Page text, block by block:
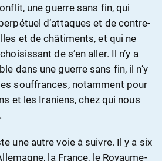
une guerre sans fin, qui
d’attaques et de contre-
et de châtiments, et qui ne
de s’en aller. Il n’y a
dans une guerre sans fin, il n’y
souffrances, notamment pour
et les Iraniens, chez qui nous
une autre voie à suivre. Il y a six
la France, le Royaume-